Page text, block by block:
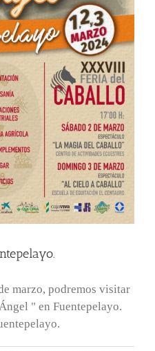
marzo, podremos visitar
" en Fuentepelayo.